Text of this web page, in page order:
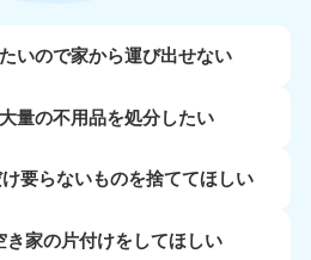
いので家から運び出せない
量の不用品を処分したい
要らないものを捨ててほしい
き家の片付けをしてほしい